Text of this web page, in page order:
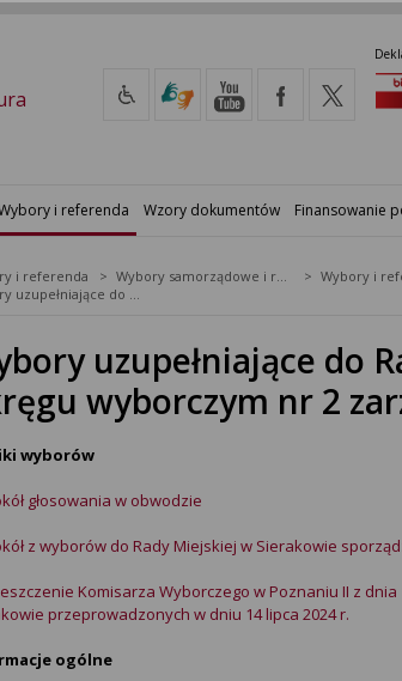
i referenda Wzory dokumentów Finansowanie
i referenda Wybory samorządowe i referenda lokalne
Wybory uzupełniające do Rady Miejskiej w Sierakowie w okręgu wyborczym nr 2 zarządzone na dzień 14 lipca 2024 r.
uzupełniające do
wyborczym nr 2
wyborów
głosowania w obwodzie
z wyborów do Rady Miejskiej w Sierakowie
Komisarza Wyborczego w Poznaniu II z
przeprowadzonych w dniu 14 lipca 2024 r.
ogólne